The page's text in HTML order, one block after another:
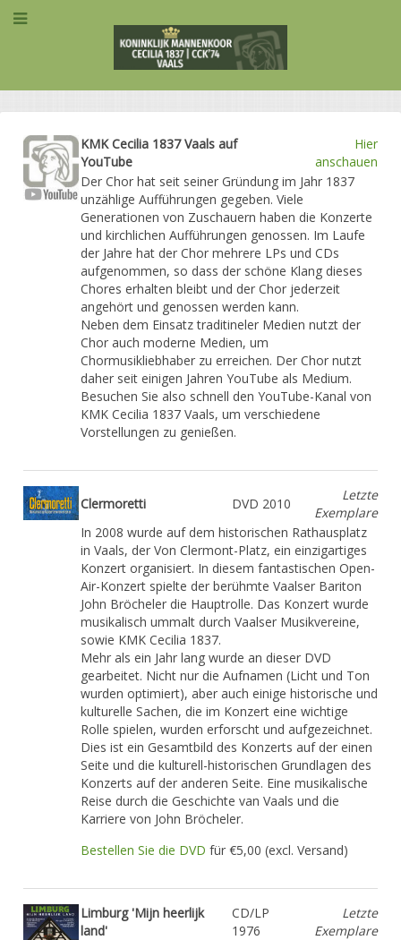
KMK Cecilia 1837 Vaals auf
YouTube
Hier
anschauen
Der Chor hat seit seiner Gründung im Jahr 1837
unzählige Aufführungen gegeben. Viele
Generationen von Zuschauern haben die Konzerte
und kirchlichen Aufführungen genossen. Im Laufe
der Jahre hat der Chor mehrere LPs und CDs
aufgenommen, so dass der schöne Klang dieses
Chores erhalten bleibt und der Chor jederzeit
angehört und genossen werden kann.
Neben dem Einsatz traditineler Medien nutzt der
Chor auch moderne Medien, um
Chormusikliebhaber zu erreichen. Der Chor nutzt
daher seit einigen Jahren YouTube als Medium.
Besuchen Sie also schnell den YouTube-Kanal von
KMK Cecilia 1837 Vaals, um verschiedene
Vorstellungen zu genießen.
Clermoretti DVD 2010
Letzte
Exemplare
In 2008 wurde auf dem historischen Rathausplatz
in Vaals, der Von Clermont-Platz, ein einzigartiges
Konzert organisiert. In diesem fantastischen Open-
Air-Konzert spielte der berühmte Vaalser Bariton
John Bröcheler die Hauptrolle. Das Konzert wurde
musikalisch ummalt durch Vaalser Musikvereine,
sowie KMK Cecilia 1837.
Mehr als ein Jahr lang wurde an dieser DVD
gearbeitet. Nicht nur die Aufnamen (Licht und Ton
wurden optimiert), aber auch einige historische und
kulturelle Sachen, die im Konzert eine wichtige
Rolle spielen, wurden erforscht und aufgezeichnet.
Dies ist ein Gesamtbild des Konzerts auf der einen
Seite und die kulturell-historischen Grundlagen des
Konzerts auf der anderen Seite. Eine musikalische
Reise durch die Geschichte van Vaals und die
Karriere von John Bröcheler.
Bestellen Sie die DVD für €5,00 (excl. Versand)
Limburg 'Mijn heerlijk
land'
CD/LP
1976
Letzte
Exemplare